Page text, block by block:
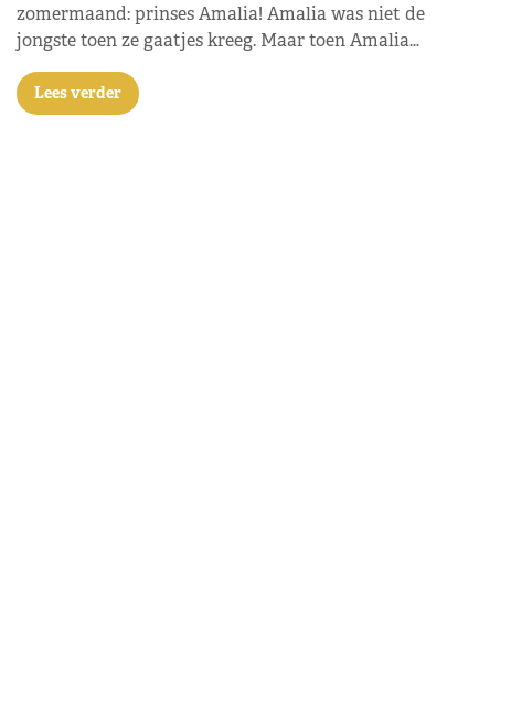
zomermaand: prinses Amalia! Amalia was niet de
jongste toen ze gaatjes kreeg. Maar toen Amalia…
Lees verder